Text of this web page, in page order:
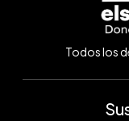
Todos los